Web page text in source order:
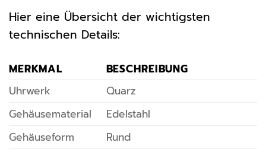
Hier eine Übersicht der wichtigsten
technischen Details:
MERKMAL
BESCHREIBUNG
Uhrwerk
Quarz
Gehäusematerial
Edelstahl
Gehäuseform
Rund